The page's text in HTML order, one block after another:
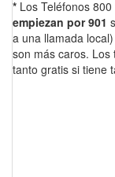
* Los Teléfonos
empiezan por 901
a una llamada
son más caros. Los
tanto gratis si tiene